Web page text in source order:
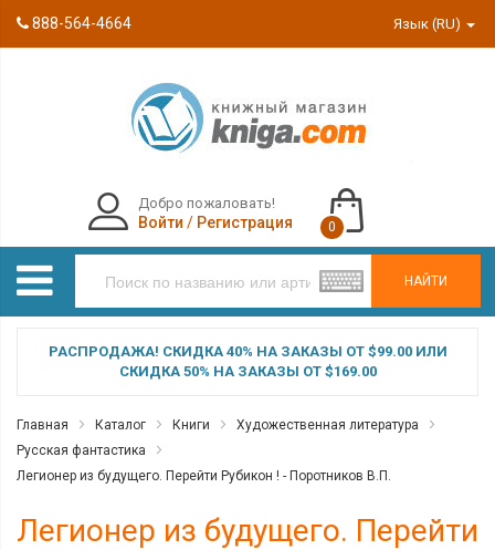
888-564-4664 Язык (RU)
НАЙТИ
Добро пожаловать!
Войти / Регистрация 0
РАСПРОДАЖА! СКИДКА 40% НА ЗАКАЗЫ ОТ $99.00 ИЛИ
СКИДКА 50% НА ЗАКАЗЫ ОТ $169.00
Главная Каталог Книги
Художественная литература
Русская фантастика
Легионер из будущего. Перейти Рубикон ! - Поротников В.П.
Легионер из будущего. Перейти